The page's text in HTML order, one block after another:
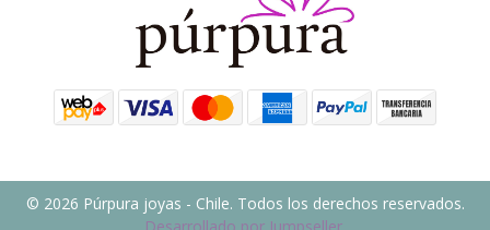
© 2026 Púrpura joyas - Chile. Todos los derechos reservados.